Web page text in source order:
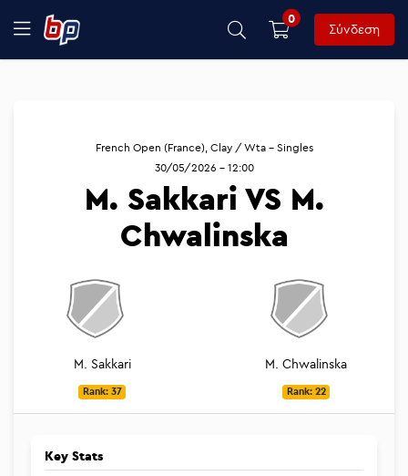
0
Σύνδεση
M. Sakkari
Rank: 37
French Open (France), Clay / Wta - Singles
30/05/2026 - 12:00
M. Sakkari VS M.
Chwalinska
M. Chwalinska
Rank: 22
Key Stats